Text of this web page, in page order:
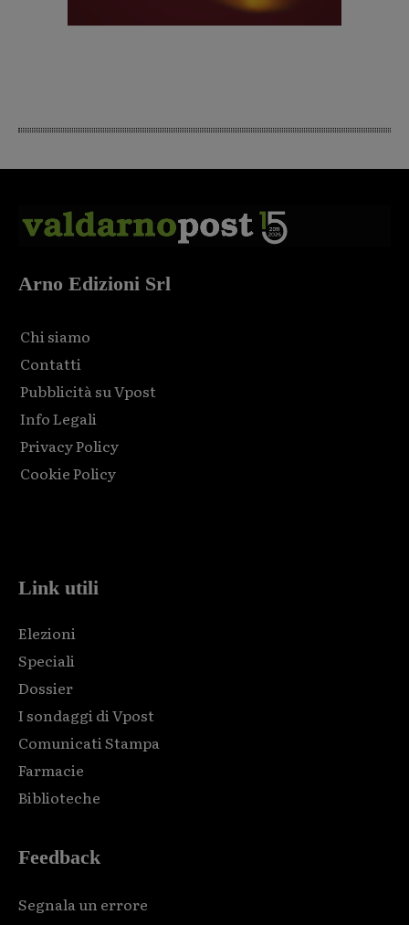
Arno Edizioni Srl
Chi siamo
Contatti
Pubblicità su Vpost
Info Legali
Privacy Policy
Cookie Policy
Link utili
Elezioni
Speciali
Dossier
I sondaggi di Vpost
Comunicati Stampa
Farmacie
Biblioteche
Feedback
Segnala un errore